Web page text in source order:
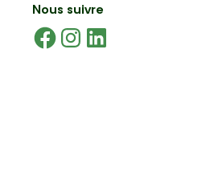
Nous suivre